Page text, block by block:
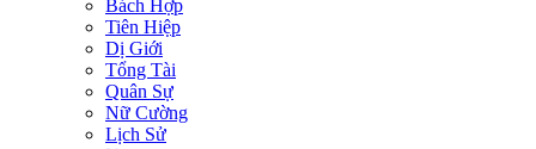
Bách Hợp
Tiên Hiệp
Dị Giới
Tổng Tài
Quân Sự
Nữ Cường
Lịch Sử